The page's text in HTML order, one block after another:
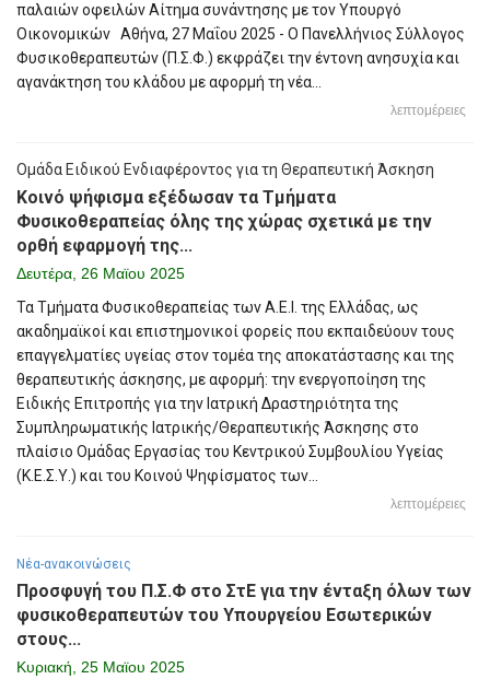
παλαιών οφειλών Αίτημα συνάντησης με τον Υπουργό
Οικονομικών Αθήνα, 27 Μαΐου 2025 - Ο Πανελλήνιος Σύλλογος
Φυσικοθεραπευτών (Π.Σ.Φ.) εκφράζει την έντονη ανησυχία και
αγανάκτηση του κλάδου με αφορμή τη νέα...
λεπτομέρειες
Ομάδα Ειδικού Ενδιαφέροντος για τη Θεραπευτική Άσκηση
Κοινό ψήφισμα εξέδωσαν τα Τμήματα
Φυσικοθεραπείας όλης της χώρας σχετικά με την
ορθή εφαρμογή της...
Δευτέρα, 26 Μαϊου 2025
Τα Τμήματα Φυσικοθεραπείας των Α.Ε.Ι. της Ελλάδας, ως
ακαδημαϊκοί και επιστημονικοί φορείς που εκπαιδεύουν τους
επαγγελματίες υγείας στον τομέα της αποκατάστασης και της
θεραπευτικής άσκησης, με αφορμή: την ενεργοποίηση της
Ειδικής Επιτροπής για την Ιατρική Δραστηριότητα της
Συμπληρωματικής Ιατρικής/Θεραπευτικής Άσκησης στο
πλαίσιο Ομάδας Εργασίας του Κεντρικού Συμβουλίου Υγείας
(Κ.Ε.Σ.Υ.) και του Κοινού Ψηφίσματος των...
λεπτομέρειες
Νέα-ανακοινώσεις
Προσφυγή του Π.Σ.Φ στο ΣτΕ για την ένταξη όλων των
φυσικοθεραπευτών του Υπουργείου Εσωτερικών
στους...
Κυριακή, 25 Μαϊου 2025